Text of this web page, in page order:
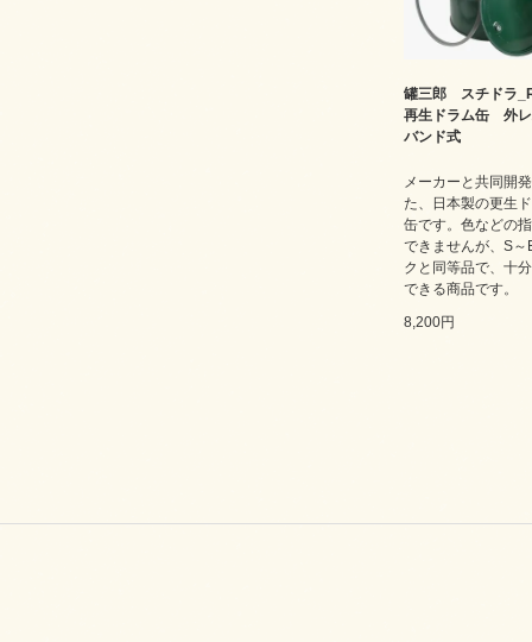
罐三郎 スチドラ
再生ドラム缶 外
バンド式
メーカーと共同開
た、日本製の更生
缶です。色などの
できませんが、S～
クと同等品で、十
できる商品です。
8,200円